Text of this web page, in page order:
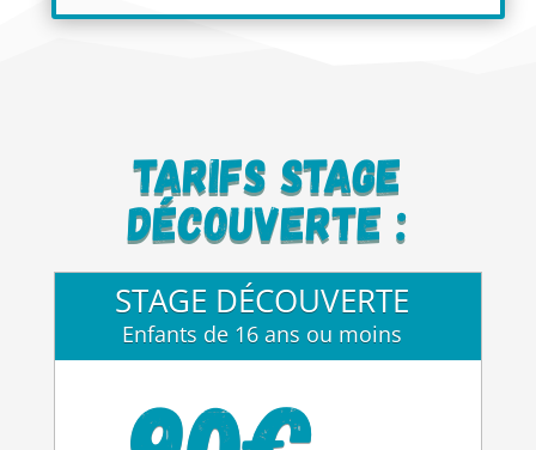
Tarifs stage
découverte :
STAGE DÉCOUVERTE
Enfants de 16 ans ou moins